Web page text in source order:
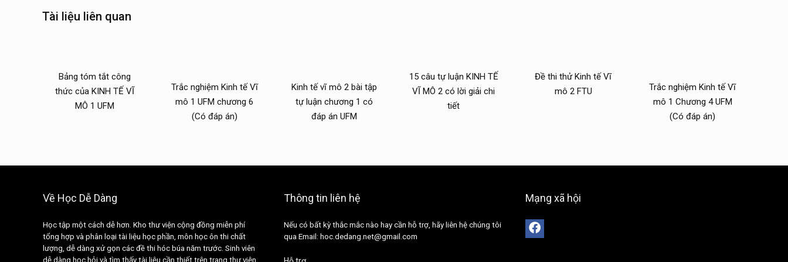
Tài liệu liên quan
Bảng tóm tắt công
thức của KINH TẾ VĨ
MÔ 1 UFM
Trắc nghiệm Kinh tế Vĩ
mô 1 UFM chương 6
(Có đáp án)
Kinh tế vĩ mô 2 bài tập
tự luận chương 1 có
đáp án UFM
15 câu tự luận KINH TẾ
VĨ MÔ 2 có lời giải chi
tiết
Đề thi thử Kinh tế Vĩ
mô 2 FTU
Trắc nghiệm Kinh tế Vĩ
mô 1 Chương 4 UFM
(Có đáp án)
Về Học Dễ Dàng
Học tập một cách dễ hơn. Kho thư viện cộng đồng miễn phí
tổng hợp và phân loại tài liệu học phần, môn học ôn thi chất
lượng, dễ dàng xử gọn các đề thi hóc búa năm trước. Sinh viên
dễ dàng học hỏi và tìm thấy tài liệu cần thiết trên trang thư viện
Thông tin liên hệ
Nếu có bất kỳ thắc mắc nào hay cần hỗ trợ, hãy liên hệ chúng tôi
qua Email: hoc.dedang.net@gmail.com
Mạng xã hội